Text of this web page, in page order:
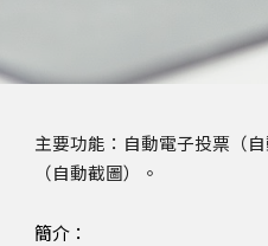
主要功能：自動電子投票 （
（自動截圖）。
簡介：